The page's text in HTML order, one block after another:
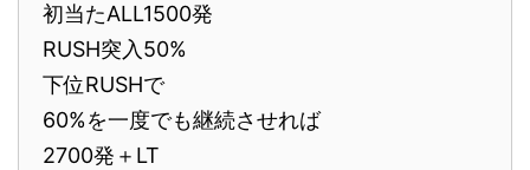
初当たALL1500発
RUSH突入50%
下位RUSHで
60%を一度でも継続させれば
2700発＋LT